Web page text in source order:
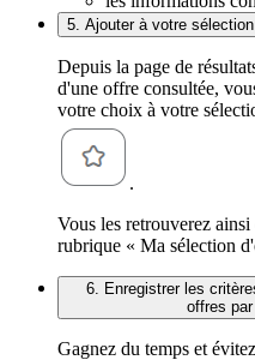
5. Ajouter à votre
Depuis la page de
d'une offre consultée,
votre choix à votre
.
Vous les retrouverez
rubrique « Ma sélection
6. Enregistrer les
offres
Gagnez du temps et